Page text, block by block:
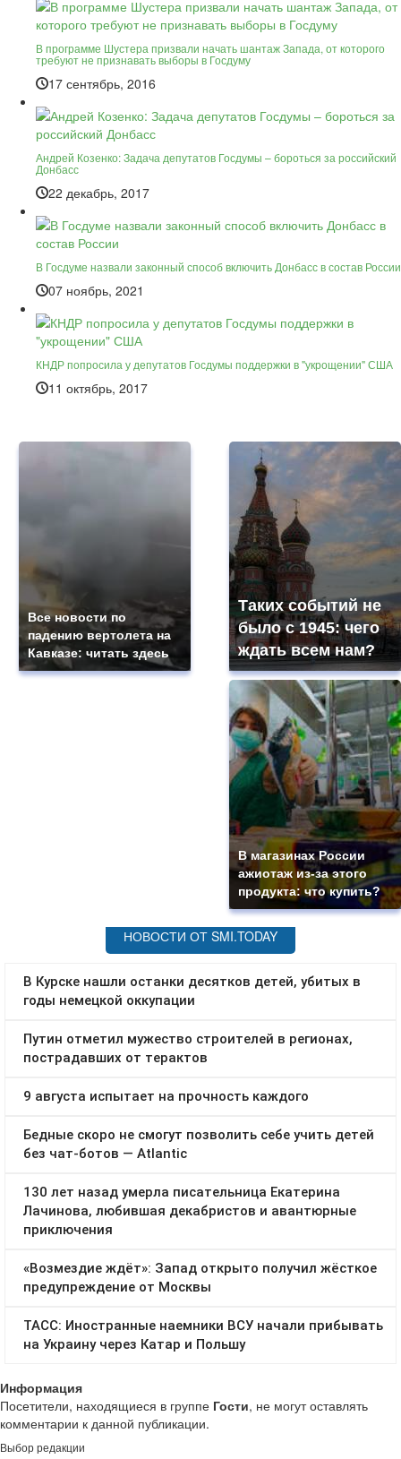
В программе Шустера призвали начать шантаж Запада, от которого
требуют не признавать выборы в Госдуму
17 сентябрь, 2016
Андрей Козенко: Задача депутатов Госдумы – бороться за российский
Донбасс
22 декабрь, 2017
В Госдуме назвали законный способ включить Донбасс в состав России
07 ноябрь, 2021
КНДР попросила у депутатов Госдумы поддержки в "укрощении" США
11 октябрь, 2017
Все новости по
падению вертолета на
Кавказе: читать здесь
Таких событий не
было с 1945: чего
ждать всем нам?
В магазинах России
ажиотаж из-за этого
продукта: что купить?
Информация
Посетители, находящиеся в группе Гости, не могут оставлять
комментарии к данной публикации.
Выбор редакции